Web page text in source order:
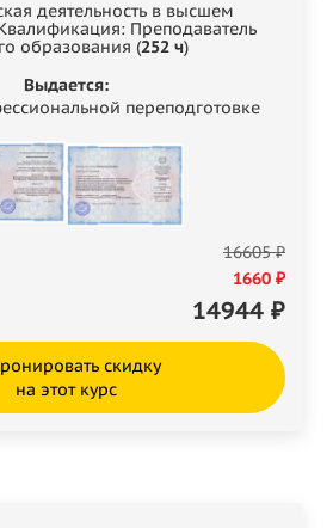
деятельность в высшем
Преподаватель
образования (252 ч)
Выдается:
переподготовке
16605 ₽
1660 ₽
14944 ₽
скидку
на этот курс